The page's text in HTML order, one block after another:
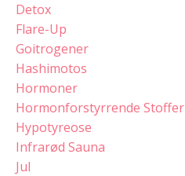
Detox
Flare-Up
Goitrogener
Hashimotos
Hormoner
Hormonforstyrrende Stoffer
Hypotyreose
Infrarød Sauna
Jul